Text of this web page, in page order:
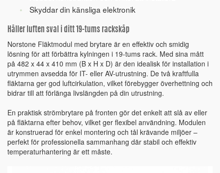
Skyddar din känsliga elektronik
Håller luften sval i ditt 19-tums rackskåp
Norstone Fläktmodul med brytare är en effektiv och smidig
lösning för att förbättra kylningen i 19-tums rack. Med sina mått
på 482 x 44 x 410 mm (B x H x D) är den idealisk för installation i
utrymmen avsedda för IT- eller AV-utrustning. De två kraftfulla
fläktarna ger god luftcirkulation, vilket förebygger överhettning och
bidrar till att förlänga livslängden på din utrustning.
En praktisk strömbrytare på fronten gör det enkelt att slå av eller
på fläktarna efter behov, vilket ger flexibel användning. Modulen
är konstruerad för enkel montering och tål krävande miljöer –
perfekt för professionella sammanhang där stabil och effektiv
temperaturhantering är ett måste.